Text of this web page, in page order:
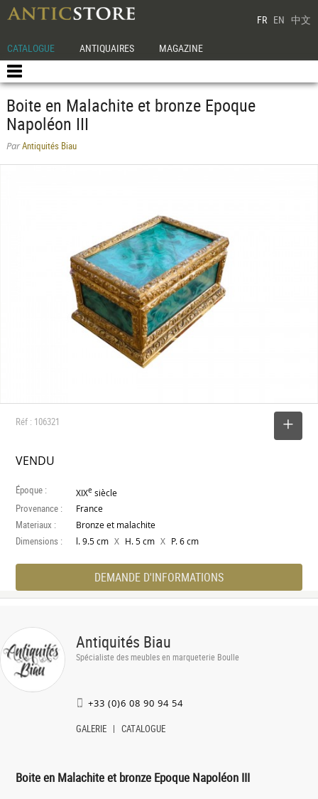
FR EN 中文
CATALOGUE ANTIQUAIRES MAGAZINE
Boite en Malachite et bronze Epoque
Napoléon III
ParAntiquités Biau
Réf : 106321
VENDU
Époque : XIXe siècle
Provenance : France
Materiaux : Bronze et malachite
Dimensions : l. 9.5 cm X H. 5 cm X P. 6 cm
DEMANDE D'INFORMATIONS
Antiquités Biau
Spécialiste des meubles en marqueterie Boulle
+33 (0)6 08 90 94 54
GALERIE CATALOGUE
Boite en Malachite et bronze Epoque Napoléon III